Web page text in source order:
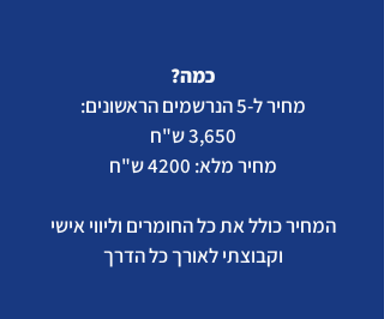
כמה?
מחיר ל-5 הנרשמים הראשונים:
3,650 ש"ח
מחיר מלא: 4200 ש"ח
המחיר כולל את כל החומרים וליווי אישי
וקבוצתי לאורך כל הדרך